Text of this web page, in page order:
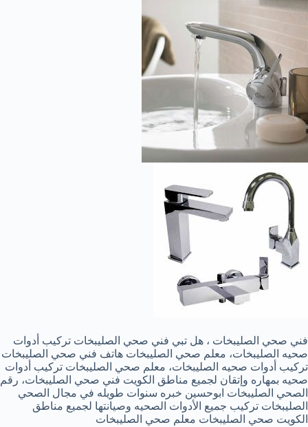
فني صحي الصليبخات ، هل تبي فني صحي الصليبخات تركيب أدوات
صحيه الصليبخات، معلم صحي الصليبخات هاتف فني صحي الصليبخات
تركيب أدوات صحيه الصليبخات، معلم صحي الصليبخات تركيب أدوات
صحيه بمهاره وإتقان لجميع مناطق الكويت فني صحي الصليبخات، رقم
الصحي الصليبخات ابوحسين خبره سنوات طويله في مجال الصحي
الصليبخات تركيب جميع الأدوات الصحيه وصيانتها لجميع مناطق
الكويت صحي الصليبخات معلم صحي الصليبخات